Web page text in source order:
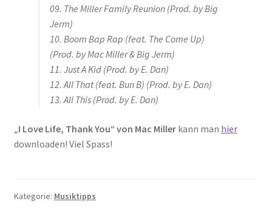
09. The Miller Family Reunion (Prod. by Big
Jerm)
10. Boom Bap Rap (feat. The Come Up)
(Prod. by Mac Miller & Big Jerm)
11. Just A Kid (Prod. by E. Dan)
12. All That (feat. Bun B) (Prod. by E. Dan)
13. All This (Prod. by E. Dan)
„I Love Life, Thank You“ von Mac Millerkann man hier
downloaden! Viel Spass!
Kategorie: Musiktipps